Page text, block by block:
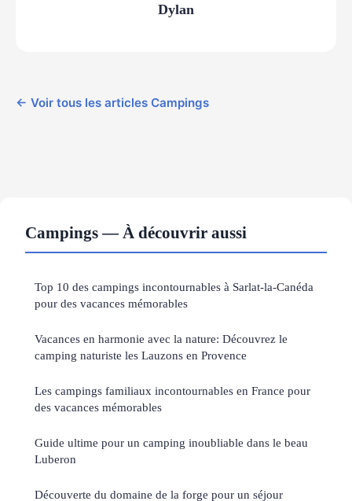
Dylan
← Voir tous les articles Campings
Campings — À découvrir aussi
Top 10 des campings incontournables à Sarlat-la-Canéda
pour des vacances mémorables
Vacances en harmonie avec la nature: Découvrez le
camping naturiste les Lauzons en Provence
Les campings familiaux incontournables en France pour
des vacances mémorables
Guide ultime pour un camping inoubliable dans le beau
Luberon
Découverte du domaine de la forge pour un séjour